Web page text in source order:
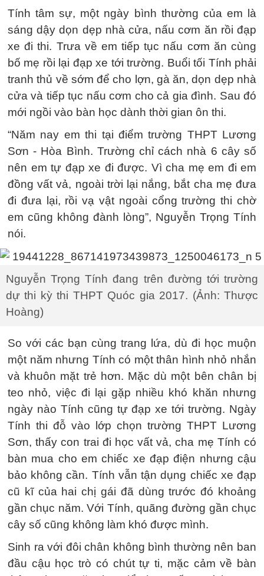
Tính tâm sự, một ngày bình thường của em là
sáng dậy dọn dẹp nhà cửa, nấu cơm ăn rồi đạp
xe đi thi. Trưa về em tiếp tục nấu cơm ăn cùng
bố mẹ rồi lại đạp xe tới trường. Buổi tối Tính phải
tranh thủ về sớm để cho lợn, gà ăn, dọn dẹp nhà
cửa và tiếp tục nấu cơm cho cả gia đình. Sau đó
mới ngồi vào bàn học dành thời gian ôn thi.
“Năm nay em thi tại điểm trường THPT Lương
Sơn - Hòa Bình. Trường chỉ cách nhà 6 cây số
nên em tự đạp xe đi được. Vì cha mẹ em đi em
đồng vất vả, ngoài trời lại nắng, bắt cha mẹ đưa
đi đưa lại, rồi vạ vật ngoài cổng trường thi chờ
em cũng không đành lòng”, Nguyễn Trọng Tính
nói.
Nguyễn Trọng Tính đang trên đường tới trường
dự thi kỳ thi THPT Quóc gia 2017. (Ảnh: Thược
Hoàng)
So với các bạn cùng trang lứa, dù đi học muộn
một năm nhưng Tính có một thân hình nhỏ nhắn
và khuôn mặt trẻ hơn. Mặc dù một bên chân bị
teo nhỏ, việc đi lại gặp nhiều khó khăn nhưng
ngày nào Tính cũng tự đạp xe tới trường. Ngày
Tính thi đỗ vào lớp chọn trường THPT Lương
Sơn, thấy con trai đi học vất vả, cha mẹ Tính có
bàn mua cho em chiếc xe đạp điện nhưng cậu
bảo không cần. Tính vẫn tận dụng chiếc xe đạp
cũ kĩ của hai chị gái đã dùng trước đó khoảng
gần chục năm. Với Tính, quãng đường gần chục
cây số cũng không làm khó được mình.
Sinh ra với đôi chân không bình thường nên ban
đầu cậu học trò có chút tự ti, mặc cảm về bàn